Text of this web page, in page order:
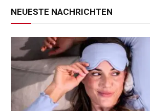
NEUESTE NACHRICHTEN